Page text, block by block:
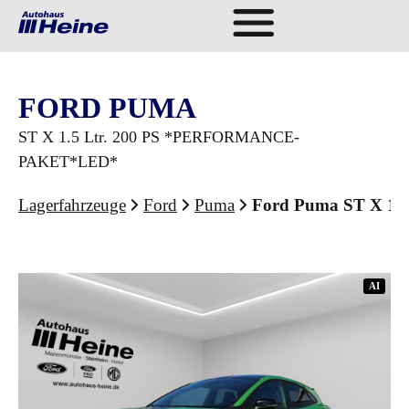
FORD PUMA
ST X 1.5 Ltr. 200 PS *PERFORMANCE-
PAKET*LED*
Lagerfahrzeuge Ford Puma Ford Puma ST X
AI